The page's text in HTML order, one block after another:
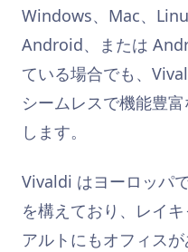
Windows、Mac、
Android、または
ている場合でも、
シームレスで機能豊
します。
Vivaldi はヨーロッパ
を構えており、レイ
アルトにもオフィスが